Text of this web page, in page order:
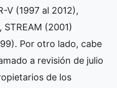
V (1997 al 2012),
STREAM (2001)
Por otro lado, cabe
a revisión de julio
de los